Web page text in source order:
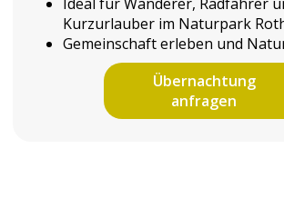
Kurzurlauber im Naturpark
Gemeinschaft erleben und
Übernachtung
anfragen